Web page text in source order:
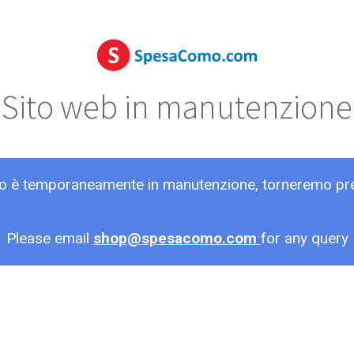
Sito web in manutenzione
è temporaneamente in manutenzione, torneremo
Please email shop@spesacomo.com for any query